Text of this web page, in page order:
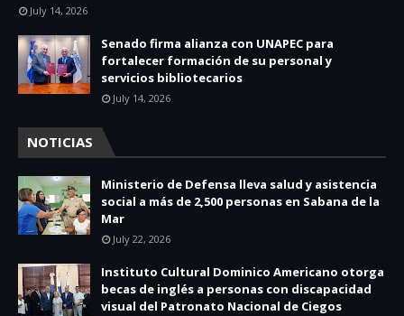
July 14, 2026
Senado firma alianza con UNAPEC para
fortalecer formación de su personal y
servicios bibliotecarios
July 14, 2026
NOTICIAS
Ministerio de Defensa lleva salud y asistencia
social a más de 2,500 personas en Sabana de la
Mar
July 22, 2026
Instituto Cultural Dominico Americano otorga
becas de inglés a personas con discapacidad
visual del Patronato Nacional de Ciegos